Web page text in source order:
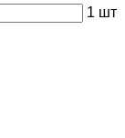
1 шт